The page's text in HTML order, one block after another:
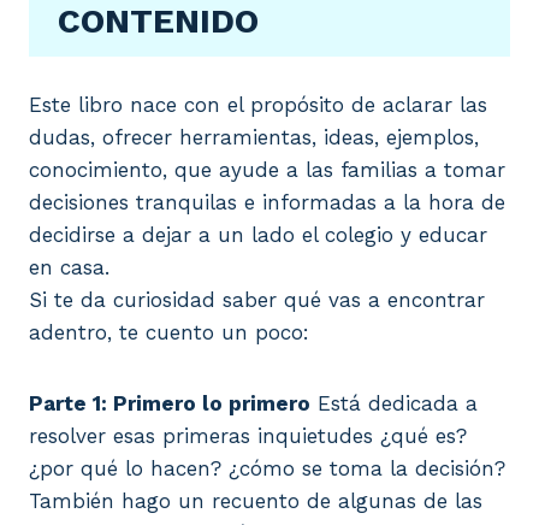
CONTENIDO
Este libro nace con el propósito de aclarar las
dudas, ofrecer herramientas, ideas, ejemplos,
conocimiento, que ayude a las familias a tomar
decisiones tranquilas e informadas a la hora de
decidirse a dejar a un lado el colegio y educar
en casa.
Si te da curiosidad saber qué vas a encontrar
adentro, te cuento un poco:
Parte 1: Primero lo primero Está dedicada a
resolver esas primeras inquietudes ¿qué es?
¿por qué lo hacen? ¿cómo se toma la decisión?
También hago un recuento de algunas de las